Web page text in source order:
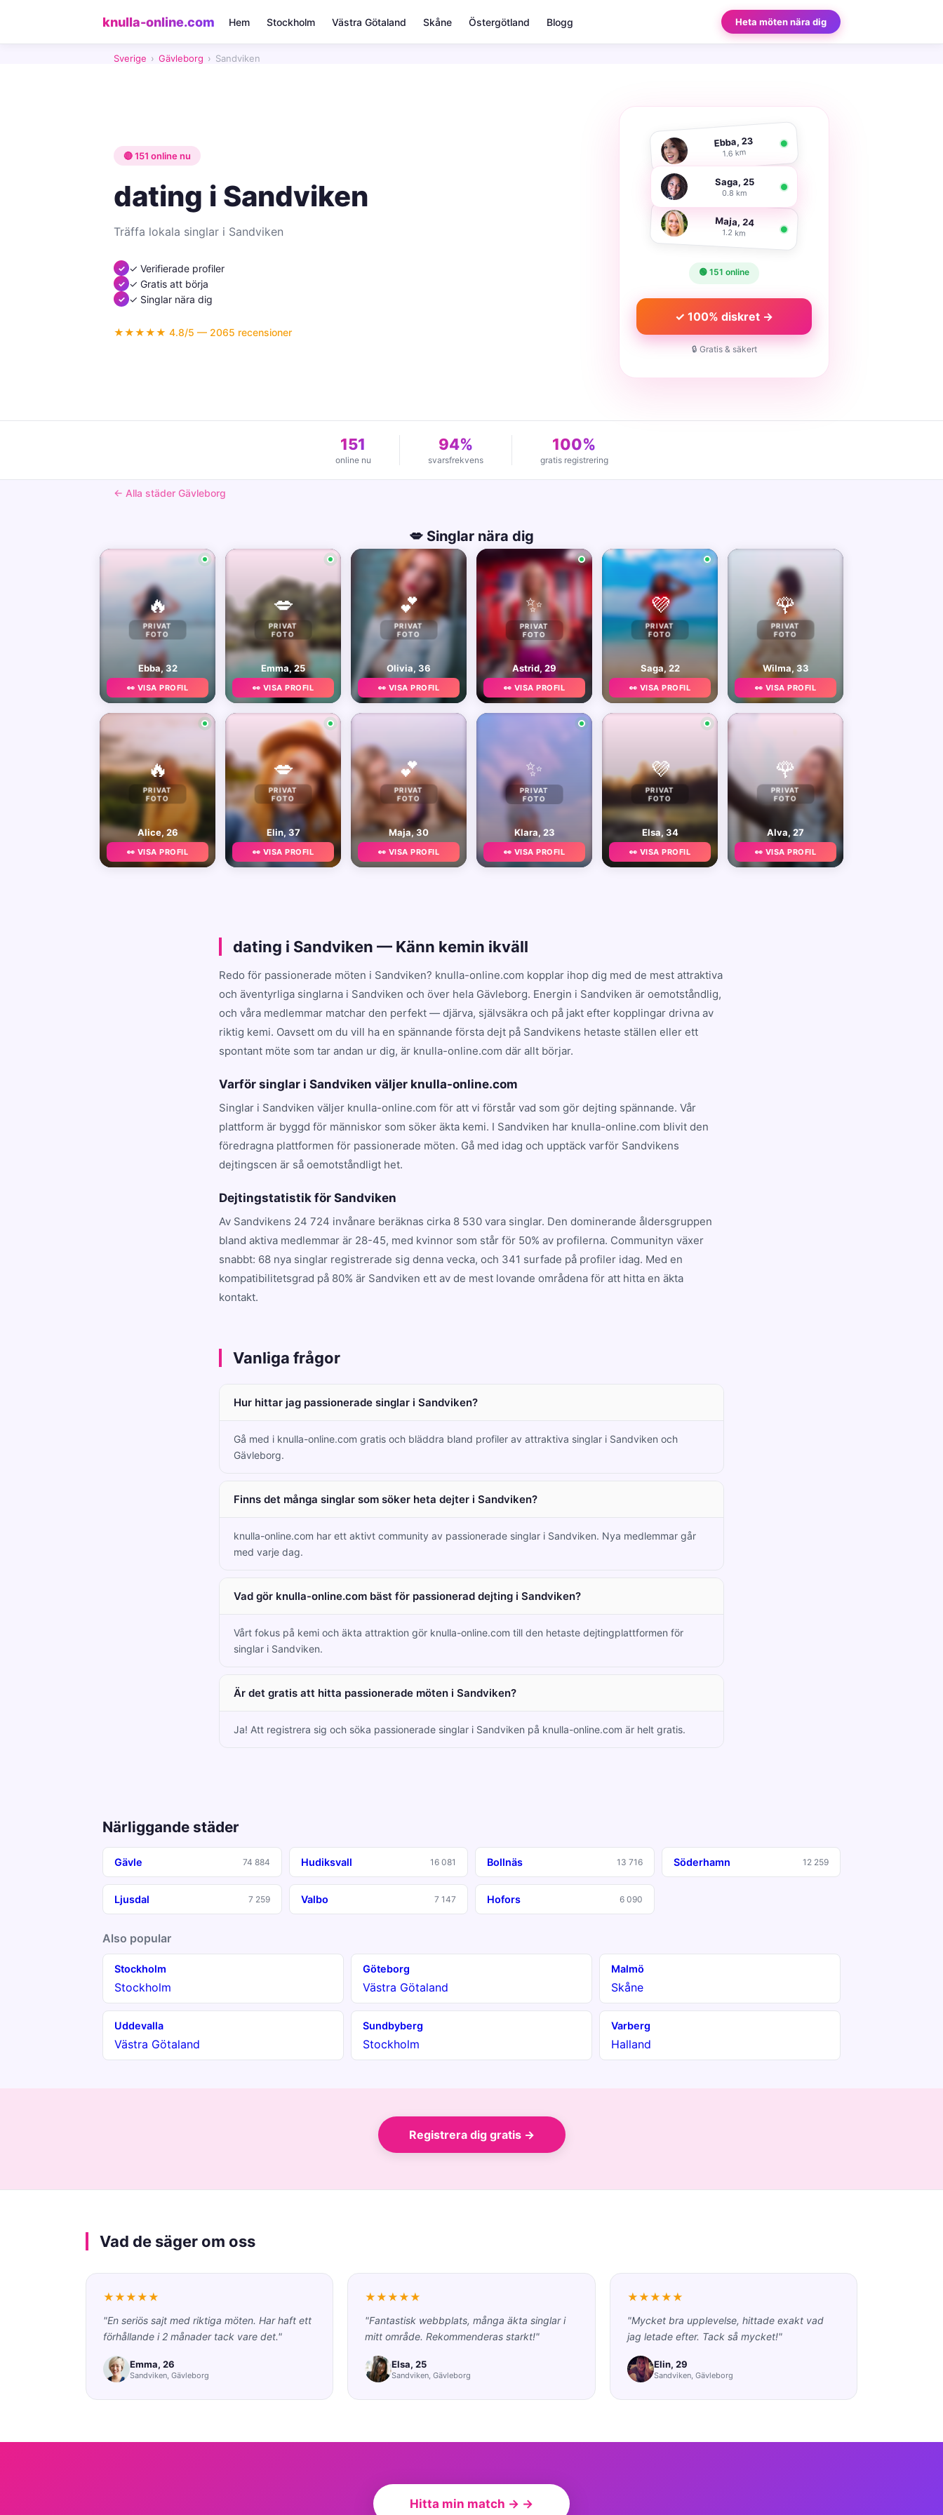
knulla-online.com Hem Stockholm Västra Götaland Skåne Östergötland Blogg Heta möten nära dig
Sverige › Gävleborg › Sandviken
🔴 151 online nu
dating i Sandviken
Träffa lokala singlar i Sandviken
✓ Verifierade profiler
✓ Gratis att börja
✓ Singlar nära dig
★★★★★ 4.8/5 — 2065 recensioner
Ebba, 23
1.6 km
Saga, 25
0.8 km
Maja, 24
1.2 km
🟢 151 online
✓ 100% diskret →
🔒 Gratis & säkert
151
online nu
94%
svarsfrekvens
100%
gratis registrering
← Alla städer Gävleborg
💋 Singlar nära dig
🔥
PRIVAT
FOTO
Ebba, 32
👀 VISA PROFIL
💋
PRIVAT
FOTO
Emma, 25
👀 VISA PROFIL
💕
PRIVAT
FOTO
Olivia, 36
👀 VISA PROFIL
✨
PRIVAT
FOTO
Astrid, 29
👀 VISA PROFIL
💜
PRIVAT
FOTO
Saga, 22
👀 VISA PROFIL
🌹
PRIVAT
FOTO
Wilma, 33
👀 VISA PROFIL
🔥
PRIVAT
FOTO
Alice, 26
👀 VISA PROFIL
💋
PRIVAT
FOTO
Elin, 37
👀 VISA PROFIL
💕
PRIVAT
FOTO
Maja, 30
👀 VISA PROFIL
✨
PRIVAT
FOTO
Klara, 23
👀 VISA PROFIL
💜
PRIVAT
FOTO
Elsa, 34
👀 VISA PROFIL
🌹
PRIVAT
FOTO
Alva, 27
👀 VISA PROFIL
dating i Sandviken — Känn kemin ikväll
Redo för passionerade möten i Sandviken? knulla-online.com kopplar ihop dig med de mest attraktiva
och äventyrliga singlarna i Sandviken och över hela Gävleborg. Energin i Sandviken är oemotståndlig,
och våra medlemmar matchar den perfekt — djärva, självsäkra och på jakt efter kopplingar drivna av
riktig kemi. Oavsett om du vill ha en spännande första dejt på Sandvikens hetaste ställen eller ett
spontant möte som tar andan ur dig, är knulla-online.com där allt börjar.
Varför singlar i Sandviken väljer knulla-online.com
Singlar i Sandviken väljer knulla-online.com för att vi förstår vad som gör dejting spännande. Vår
plattform är byggd för människor som söker äkta kemi. I Sandviken har knulla-online.com blivit den
föredragna plattformen för passionerade möten. Gå med idag och upptäck varför Sandvikens
dejtingscen är så oemotståndligt het.
Dejtingstatistik för Sandviken
Av Sandvikens 24 724 invånare beräknas cirka 8 530 vara singlar. Den dominerande åldersgruppen
bland aktiva medlemmar är 28-45, med kvinnor som står för 50% av profilerna. Communityn växer
snabbt: 68 nya singlar registrerade sig denna vecka, och 341 surfade på profiler idag. Med en
kompatibilitetsgrad på 80% är Sandviken ett av de mest lovande områdena för att hitta en äkta
kontakt.
Vanliga frågor
Hur hittar jag passionerade singlar i Sandviken?
Gå med i knulla-online.com gratis och bläddra bland profiler av attraktiva singlar i Sandviken och
Gävleborg.
Finns det många singlar som söker heta dejter i Sandviken?
knulla-online.com har ett aktivt community av passionerade singlar i Sandviken. Nya medlemmar går
med varje dag.
Vad gör knulla-online.com bäst för passionerad dejting i Sandviken?
Vårt fokus på kemi och äkta attraktion gör knulla-online.com till den hetaste dejtingplattformen för
singlar i Sandviken.
Är det gratis att hitta passionerade möten i Sandviken?
Ja! Att registrera sig och söka passionerade singlar i Sandviken på knulla-online.com är helt gratis.
Närliggande städer
Gävle 74 884 Hudiksvall 16 081 Bollnäs 13 716 Söderhamn 12 259
Ljusdal 7 259 Valbo 7 147 Hofors 6 090
Also popular
Stockholm
Stockholm
Göteborg
Västra Götaland
Malmö
Skåne
Uddevalla
Västra Götaland
Sundbyberg
Stockholm
Varberg
Halland
Registrera dig gratis →
Vad de säger om oss
★★★★★
"En seriös sajt med riktiga möten. Har haft ett
förhållande i 2 månader tack vare det."
Emma, 26
Sandviken, Gävleborg
★★★★★
"Fantastisk webbplats, många äkta singlar i
mitt område. Rekommenderas starkt!"
Elsa, 25
Sandviken, Gävleborg
★★★★★
"Mycket bra upplevelse, hittade exakt vad
jag letade efter. Tack så mycket!"
Elin, 29
Sandviken, Gävleborg
Hitta min match → →